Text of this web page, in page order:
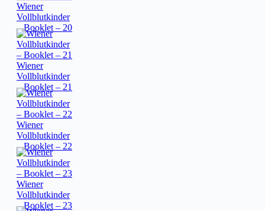
Wiener
Vollblutkinder
– Booklet – 20
Wiener
Vollblutkinder
– Booklet – 21
Wiener
Vollblutkinder
– Booklet – 22
Wiener
Vollblutkinder
– Booklet – 23